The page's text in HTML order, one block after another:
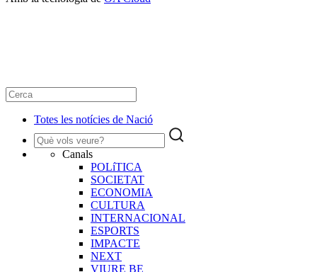
Totes les notícies de Nació
Canals
POLíTICA
SOCIETAT
ECONOMIA
CULTURA
INTERNACIONAL
ESPORTS
IMPACTE
NEXT
VIURE BE